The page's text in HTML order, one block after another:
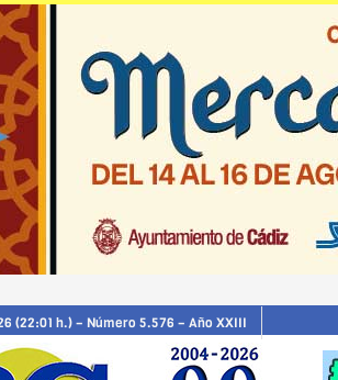
(22:01 h.) – Número 5.576 – Año XXIII